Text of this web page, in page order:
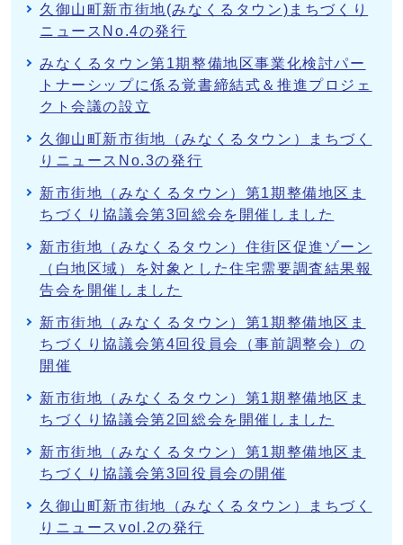
久御山町新市街地(みなくるタウン)まちづくり
ニュースNo.4の発行
みなくるタウン第1期整備地区事業化検討パー
トナーシップに係る覚書締結式＆推進プロジェ
クト会議の設立
久御山町新市街地（みなくるタウン）まちづく
りニュースNo.3の発行
新市街地（みなくるタウン）第1期整備地区ま
ちづくり協議会第3回総会を開催しました
新市街地（みなくるタウン）住街区促進ゾーン
（白地区域）を対象とした住宅需要調査結果報
告会を開催しました
新市街地（みなくるタウン）第1期整備地区ま
ちづくり協議会第4回役員会（事前調整会）の
開催
新市街地（みなくるタウン）第1期整備地区ま
ちづくり協議会第2回総会を開催しました
新市街地（みなくるタウン）第1期整備地区ま
ちづくり協議会第3回役員会の開催
久御山町新市街地（みなくるタウン）まちづく
りニュースvol.2の発行